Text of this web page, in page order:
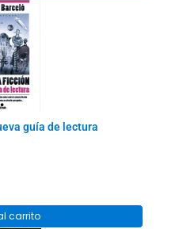
guía de lectura
carrito